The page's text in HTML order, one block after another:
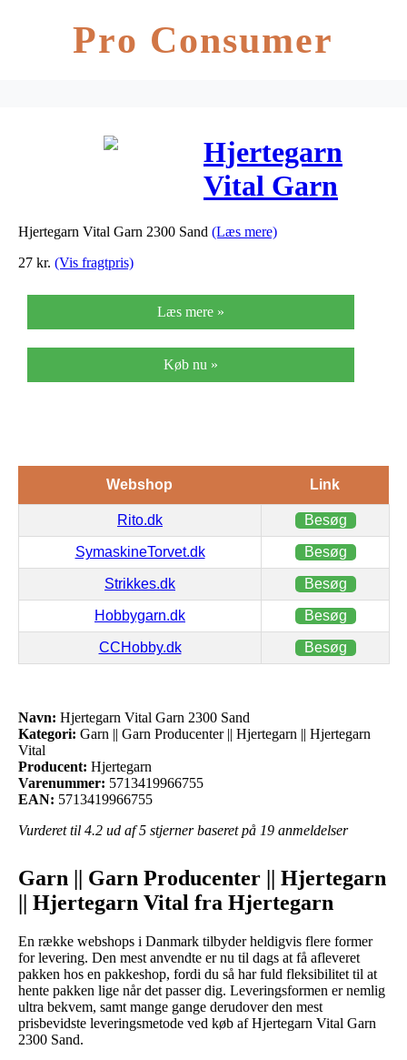
Pro Consumer
Hjertegarn
Vital Garn
2300 Sand
Hjertegarn Vital Garn 2300 Sand (Læs mere)
27 kr. (Vis fragtpris)
Læs mere »
Køb nu »
Webshop Link
Rito.dk Besøg
SymaskineTorvet.dk Besøg
Strikkes.dk Besøg
Hobbygarn.dk Besøg
CCHobby.dk Besøg
Navn: Hjertegarn Vital Garn 2300 Sand
Kategori: Garn || Garn Producenter || Hjertegarn || Hjertegarn
Vital
Producent: Hjertegarn
Varenummer: 5713419966755
EAN: 5713419966755
Vurderet til 4.2 ud af 5 stjerner baseret på 19 anmeldelser
Garn || Garn Producenter || Hjertegarn
|| Hjertegarn Vital fra Hjertegarn
En række webshops i Danmark tilbyder heldigvis flere former
for levering. Den mest anvendte er nu til dags at få afleveret
pakken hos en pakkeshop, fordi du så har fuld fleksibilitet til at
hente pakken lige når det passer dig. Leveringsformen er nemlig
ultra bekvem, samt mange gange derudover den mest
prisbevidste leveringsmetode ved køb af Hjertegarn Vital Garn
2300 Sand.